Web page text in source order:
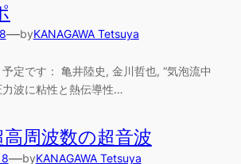
—byKANAGAWA Tetsuya
定です： 亀井陸史, 金川哲也, “気泡流中
波に粘性と熱伝導性…
周波数の超音波
—byKANAGAWA Tetsuya